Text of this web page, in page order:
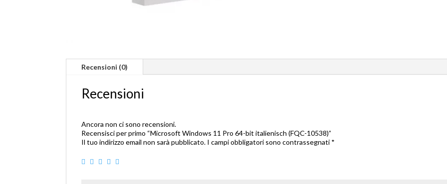
Recensioni (0)
Recensioni
Ancora non ci sono recensioni.
Recensisci per primo “Microsoft Windows 11 Pro 64-bit italienisch (FQC-10538)”
Il tuo indirizzo email non sarà pubblicato. I campi obbligatori sono contrassegnati *